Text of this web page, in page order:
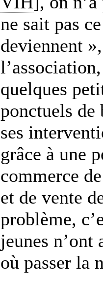
ne sait pas
deviennent
quelques
ponctuels
ses
grâce à une
commerce
et de vente
problème,
jeunes n’ont
où passer la